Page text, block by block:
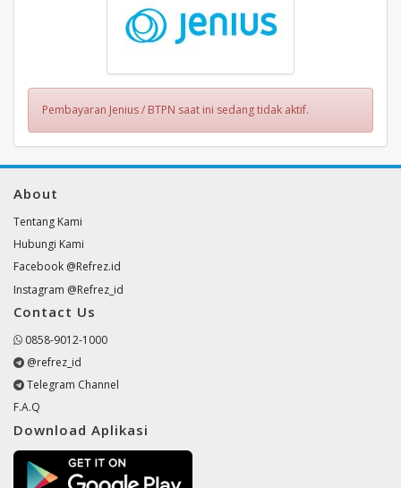
Pembayaran Jenius / BTPN saat ini sedang tidak aktif.
About
Tentang Kami
Hubungi Kami
Facebook @Refrez.id
Instagram @Refrez_id
Contact Us
0858-9012-1000
@refrez_id
Telegram Channel
F.A.Q
Download Aplikasi